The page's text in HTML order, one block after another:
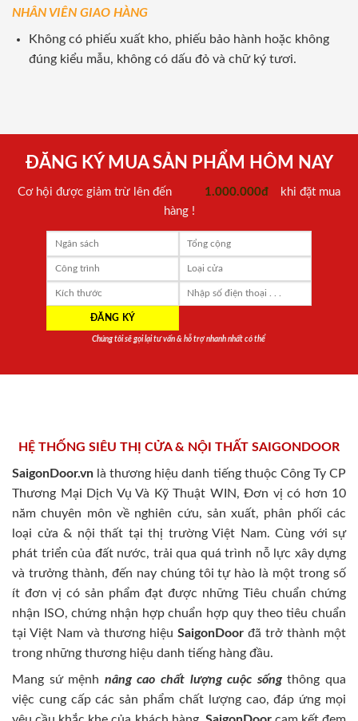
NHÂN VIÊN GIAO HÀNG
Không có phiếu xuất kho, phiếu bảo hành hoặc không
đúng kiểu mẫu, không có dấu đỏ và chữ ký tươi.
ĐĂNG KÝ MUA SẢN PHẨM HÔM NAY
Cơ hội được giảm trừ lên đến 1.000.000đ
khi đặt mua
hàng !
Chúng tôi sẽ gọi lại tư vấn & hỗ trợ nhanh nhất có thể
HỆ THỐNG SIÊU THỊ CỬA & NỘI THẤT SAIGONDOOR
SaigonDoor.vn là thương hiệu danh tiếng thuộc Công Ty CP
Thương Mại Dịch Vụ Và Kỹ Thuật WIN, Đơn vị có hơn 10
năm chuyên môn về nghiên cứu, sản xuất, phân phối các
loại cửa & nội thất tại thị trường Việt Nam. Cùng với sự
phát triển của đất nước, trải qua quá trình nỗ lực xây dựng
và trưởng thành, đến nay chúng tôi tự hào là một trong số
ít đơn vị có sản phẩm đạt được những Tiêu chuẩn chứng
nhận ISO, chứng nhận hợp chuẩn hợp quy theo tiêu chuẩn
tại Việt Nam và thương hiệu SaigonDoor đã trở thành một
trong những thương hiệu danh tiếng hàng đầu.
Mang sứ mệnh nâng cao chất lượng cuộc sốngthông qua
việc cung cấp các sản phẩm chất lượng cao, đáp ứng mọi